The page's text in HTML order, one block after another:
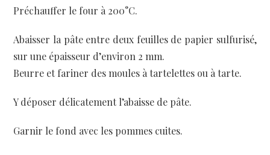
Préchauffer le four à 200°C.
Abaisser la pâte entre deux feuilles de papier sulfurisé,
sur une épaisseur d’environ 2 mm.
Beurre et fariner des moules à tartelettes ou à tarte.
Y déposer délicatement l’abaisse de pâte.
Garnir le fond avec les pommes cuites.